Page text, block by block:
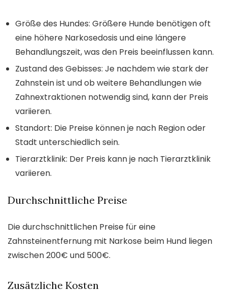
Größe des Hundes: Größere Hunde benötigen oft
eine höhere Narkosedosis und eine längere
Behandlungszeit, was den Preis beeinflussen kann.
Zustand des Gebisses: Je nachdem wie stark der
Zahnstein ist und ob weitere Behandlungen wie
Zahnextraktionen notwendig sind, kann der Preis
variieren.
Standort: Die Preise können je nach Region oder
Stadt unterschiedlich sein.
Tierarztklinik: Der Preis kann je nach Tierarztklinik
variieren.
Durchschnittliche Preise
Die durchschnittlichen Preise für eine
Zahnsteinentfernung mit Narkose beim Hund liegen
zwischen 200€ und 500€.
Zusätzliche Kosten